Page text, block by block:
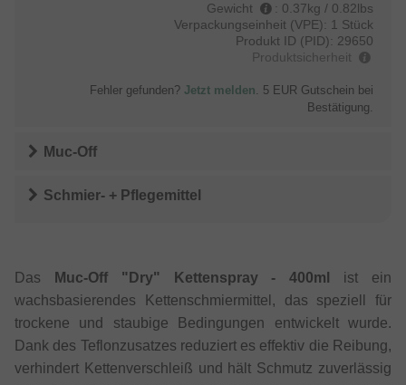
Gewicht : 0.37kg / 0.82lbs
Verpackungseinheit (VPE): 1 Stück
Produkt ID (PID): 29650
Produktsicherheit
Fehler gefunden? Jetzt melden. 5 EUR Gutschein bei
Bestätigung.
Muc-Off
Schmier- + Pflegemittel
Das Muc-Off "Dry" Kettenspray - 400ml
ist ein
wachsbasierendes Kettenschmiermittel, das speziell für
trockene und staubige Bedingungen entwickelt wurde.
Dank des Teflonzusatzes reduziert es effektiv die Reibung,
verhindert Kettenverschleiß und hält Schmutz zuverlässig